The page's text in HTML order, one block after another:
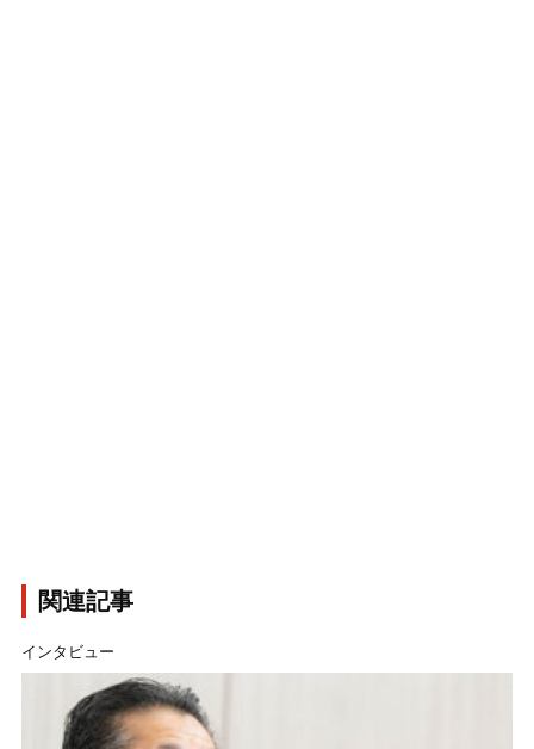
関連記事
インタビュー